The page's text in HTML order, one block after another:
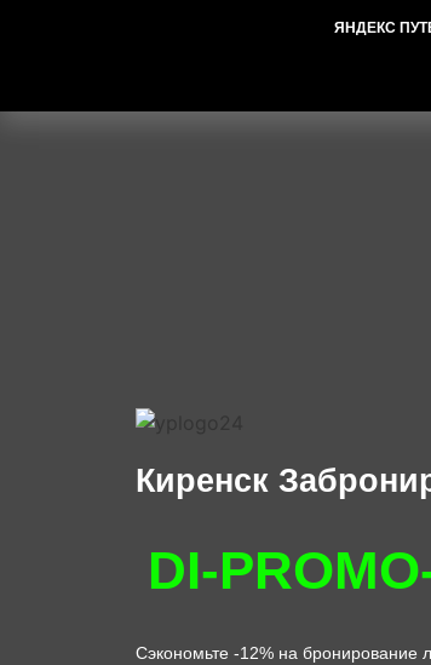
ЯНДЕКС
Киренск
DI-
Сэкономьте -12% на бронирование